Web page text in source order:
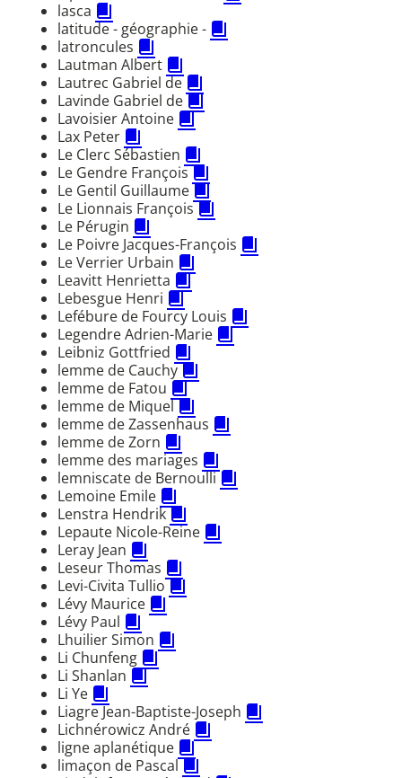
lasca
latitude - géographie -
latroncules
Lautman Albert
Lautrec Gabriel de
Lavinde Gabriel de
Lavoisier Antoine
Lax Peter
Le Clerc Sébastien
Le Gendre François
Le Gentil Guillaume
Le Lionnais François
Le Pérugin
Le Poivre Jacques-François
Le Verrier Urbain
Leavitt Henrietta
Lebesgue Henri
Lefébure de Fourcy Louis
Legendre Adrien-Marie
Leibniz Gottfried
lemme de Cauchy
lemme de Fatou
lemme de Miquel
lemme de Zassenhaus
lemme de Zorn
lemme des mariages
lemniscate de Bernoulli
Lemoine Emile
Lenstra Hendrik
Lepaute Nicole-Reine
Leray Jean
Leseur Thomas
Levi-Civita Tullio
Lévy Maurice
Lévy Paul
Lhuilier Simon
Li Chunfeng
Li Shanlan
Li Ye
Liagre Jean-Baptiste-Joseph
Lichnérowicz André
ligne aplanétique
limaçon de Pascal